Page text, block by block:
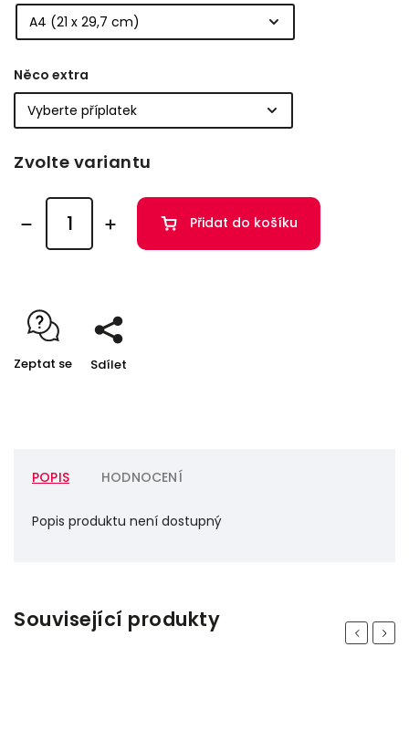
Něco extra
Zvolte variantu
Přidat do košíku
Zeptat se Sdílet
POPIS HODNOCENÍ
Popis produktu není dostupný
Související produkty Previous
Next